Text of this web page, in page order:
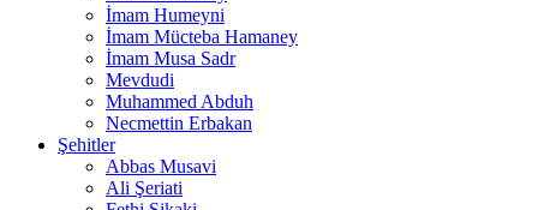
İmam Humeyni
İmam Mücteba Hamaney
İmam Musa Sadr
Mevdudi
Muhammed Abduh
Necmettin Erbakan
Şehitler
Abbas Musavi
Ali Şeriati